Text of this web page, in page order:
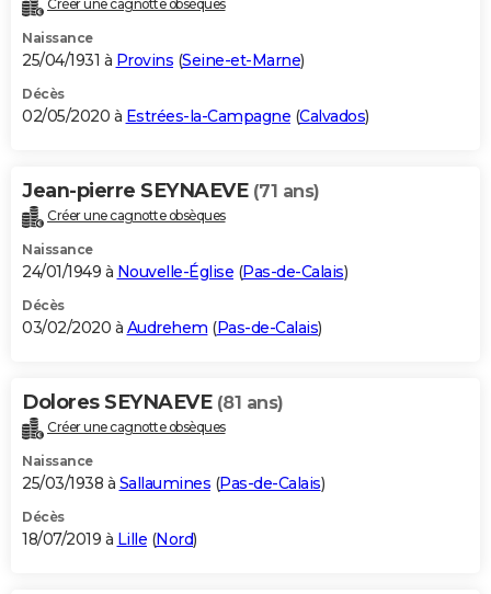
Créer une cagnotte obsèques
Naissance
25/04/1931 à Provins (Seine-et-Marne)
Décès
02/05/2020 à Estrées-la-Campagne (Calvados)
Jean-pierre SEYNAEVE (71 ans)
Créer une cagnotte obsèques
Naissance
24/01/1949 à Nouvelle-Église (Pas-de-Calais)
Décès
03/02/2020 à Audrehem (Pas-de-Calais)
Dolores SEYNAEVE (81 ans)
Créer une cagnotte obsèques
Naissance
25/03/1938 à Sallaumines (Pas-de-Calais)
Décès
18/07/2019 à Lille (Nord)